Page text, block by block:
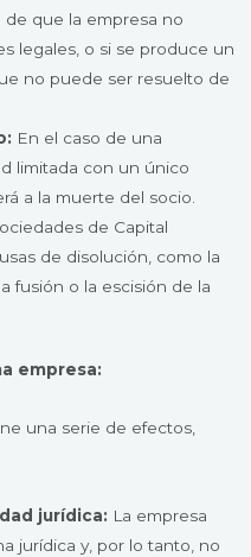
que la empresa no
legales, o si se produce un
no puede ser resuelto de
En el caso de una
limitada con un único
a la muerte del socio.
de Capital
de disolución, como la
fusión o la escisión de la
empresa:
una serie de efectos,
jurídica: La empresa
jurídica y, por lo tanto, no